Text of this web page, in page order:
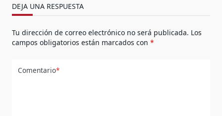
DEJA UNA RESPUESTA
Tu dirección de correo electrónico no será publicada. Los
campos obligatorios están marcados con *
Comentario*